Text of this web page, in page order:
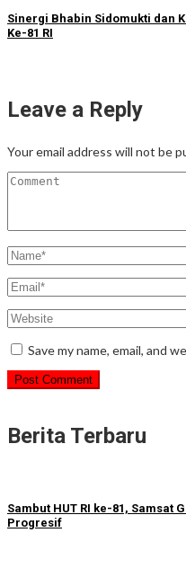
Sinergi Bhabin Sidomukti dan
Ke-81 RI
Leave a Reply
Your email address will not be
Save my name, email, and
Berita Terbaru
Sambut HUT RI ke-81, Samsat
Progresif